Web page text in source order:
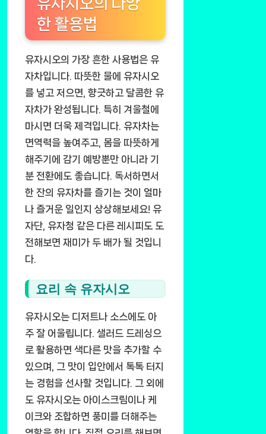
한 활용법
유자시오의 가장 흔한 사용법은 유
자차입니다. 따뜻한 물에 유자시오
를 넣고 저으면, 향긋하고 달콤한 유
자차가 완성됩니다. 특히 겨울철에
마시면 더욱 제격입니다. 유자차는
면역력을 높여주고, 몸을 따뜻하게
해주기에 감기 예방뿐만 아니라 기
분 전환에도 좋습니다. 독서하면서
한 잔의 유자차를 즐기는 것이 얼마
나 즐거운 일인지 상상해보세요! 유
자단, 유자청 같은 다른 레시피도 도
전해보면 재미가 두 배가 될 것입니
다.
요리 속 유자시오
유자시오는 디저트나 소스에도 아
주 잘 어울립니다. 샐러드 드레싱으
로 활용하면 색다른 맛을 추가할 수
있으며, 그 맛이 입안에서 톡톡 터지
는 경험을 선사할 것입니다. 그 외에
도 유자시오는 아이스크림이나 케
이크와 조합하면 풍미를 더해주는